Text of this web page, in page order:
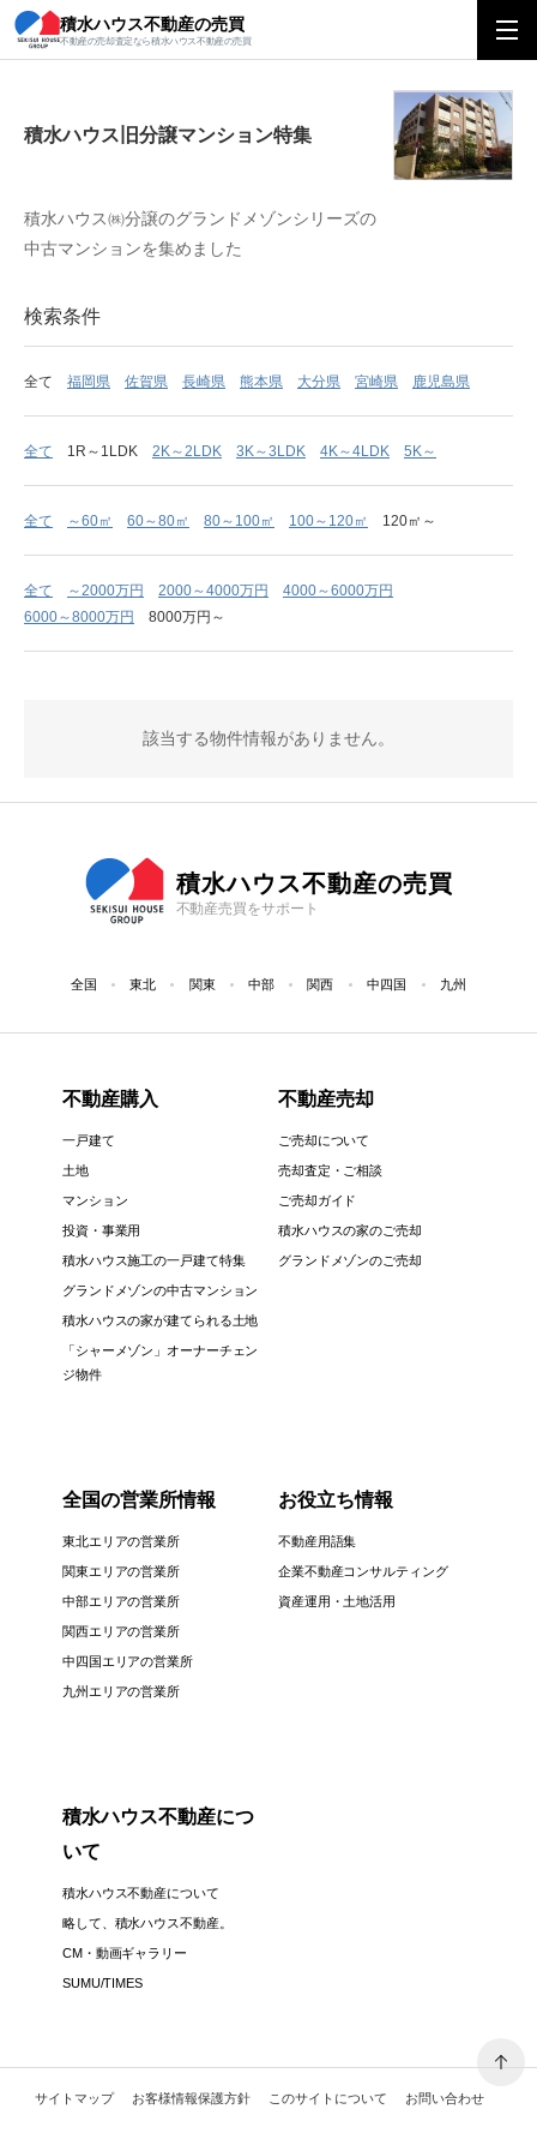
積水ハウス不動産の売買
不動産の売却査定なら積水ハウス不動産の売買
積水ハウス旧分譲マンション特集
積水ハウス旧分譲マンション特集
積水ハウス㈱分譲のグランドメゾンシリーズの
中古マンションを集めました
検索条件
全て 福岡県 佐賀県 長崎県 熊本県 大分県 宮崎県 鹿児島県
全て 1R～1LDK 2K～2LDK 3K～3LDK 4K～4LDK 5K～
全て ～60㎡ 60～80㎡ 80～100㎡ 100～120㎡ 120㎡～
全て ～2000万円 2000～4000万円
4000～6000万円
6000～8000万円
8000万円～
該当する物件情報がありません。
積水ハウス不動産の売買
不動産売買をサポート
全国 東北 関東 中部 関西 中四国 九州
不動産購入
一戸建て
土地
マンション
投資・事業用
積水ハウス施工の一戸建て特集
グランドメゾンの中古マンション
積水ハウスの家が建てられる土地
「シャーメゾン」オーナーチェン
ジ物件
不動産売却
ご売却について
売却査定・ご相談
ご売却ガイド
積水ハウスの家のご売却
グランドメゾンのご売却
全国の営業所情報
東北エリアの営業所
関東エリアの営業所
中部エリアの営業所
関西エリアの営業所
中四国エリアの営業所
九州エリアの営業所
お役立ち情報
不動産用語集
企業不動産コンサルティング
資産運用・土地活用
積水ハウス不動産につ
いて
積水ハウス不動産について
略して、積水ハウス不動産。
CM・動画ギャラリー
SUMU/TIMES
サイトマップ お客様情報保護方針 このサイトについて お問い合わせ